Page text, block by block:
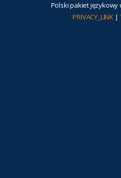
Polski pakiet językowy
PRIVACY_LINK |